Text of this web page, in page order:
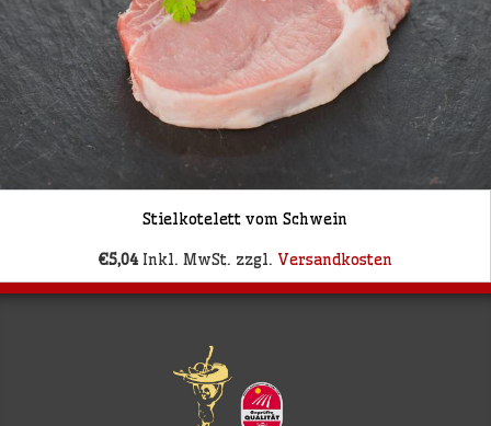
Stielkotelett vom Schwein
€5,04 Inkl. MwSt. zzgl. Versandkosten